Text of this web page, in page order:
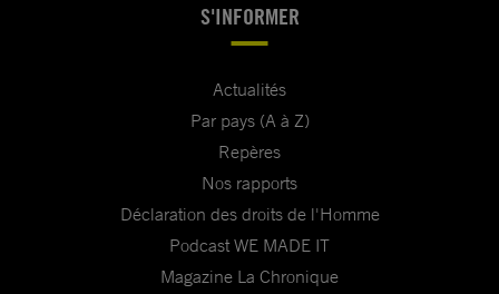
S'INFORMER
Actualités
Par pays (A à Z)
Repères
Nos rapports
Déclaration des droits de l'Homme
Podcast WE MADE IT
Magazine La Chronique